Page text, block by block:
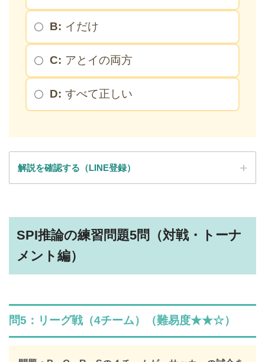
B: イだけ
C: アとイの両方
D: すべて正しい
解説を確認する（LINE登録）
解説はLINE登録で確認できます
312,887人 が登録済み
＼ 無料・1分で登録完了！ ／
SPI推論の練習問題5問（対戦・トーナ
メント編）
問5：リーグ戦（4チーム）（難易度★★☆）